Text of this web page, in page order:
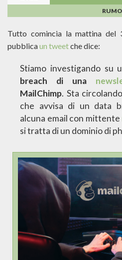
Tutto comincia la mattina del
pubblicaun tweetche dice:
Stiamo investigando su
breach di una
MailChimp. Sta
che avvisa di un data
alcuna email con mittente
si tratta di un dominio di